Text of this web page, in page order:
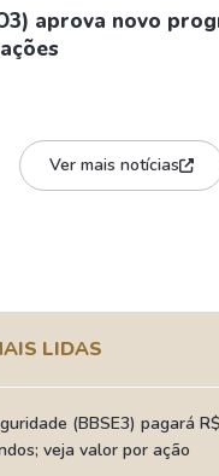
aprova novo
Ver mais notícias
LIDAS
(BBSE3) pagará
veja valor por ação